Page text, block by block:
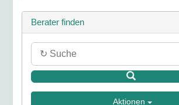
Berater finden
Aktionen